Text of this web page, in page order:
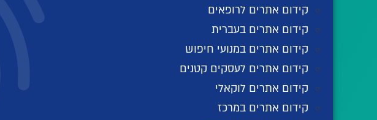
קידום אתרים לרופאים
קידום אתרים בעברית
קידום אתרים במנועי חיפוש
קידום אתרים לעסקים קטנים
קידום אתרים לוקאלי
קידום אתרים במרכז